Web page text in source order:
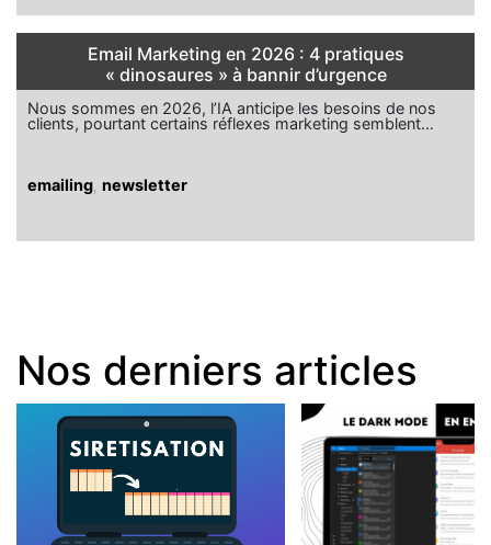
Email Marketing en 2026 : 4 pratiques
« dinosaures » à bannir d’urgence
Nous sommes en 2026, l’IA anticipe les besoins de nos
clients, pourtant certains réflexes marketing semblent…
emailing newsletter
Nos derniers articles